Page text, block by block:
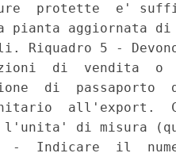
protette  e'
pianta aggiornata
Riquadro 5 -
di  vendita  o
di  passaporto
all'export.
l'unita' di misura
-  Indicare  il